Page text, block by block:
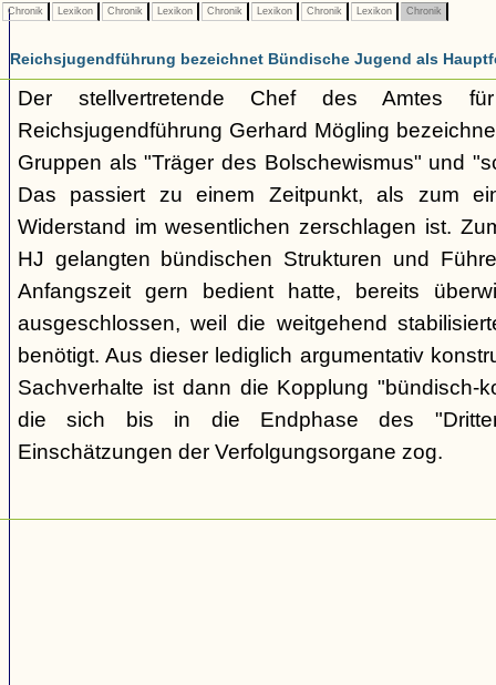
Chronik Lexikon Chronik Lexikon Chronik Lexikon Chronik Lexikon Chronik
Reichsjugendführung bezeichnet Bündische Jugend als
Der stellvertretende Chef des Amtes
Reichsjugendführung Gerhard Mögling
Gruppen als "Träger des Bolschewismus" und
Das passiert zu einem Zeitpunkt, als zum
Widerstand im wesentlichen zerschlagen ist.
HJ gelangten bündischen Strukturen und
Anfangszeit gern bedient hatte, bereits
ausgeschlossen, weil die weitgehend
benötigt. Aus dieser lediglich argumentativ
Sachverhalte ist dann die Kopplung "bündisch-
die sich bis in die Endphase des
Einschätzungen der Verfolgungsorgane zog.